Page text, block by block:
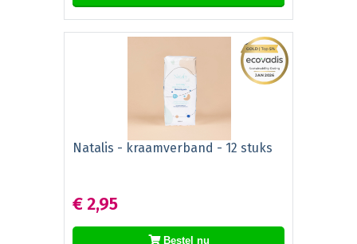
Natalis - kraamverband - 12 stuks
€ 2,95
Bestel nu